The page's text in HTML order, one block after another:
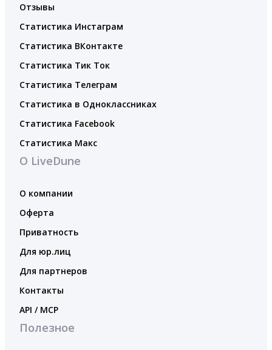
Отзывы
Статистика Инстаграм
Статистика ВКонтакте
Статистика Тик Ток
Статистика Телеграм
Статистика в Одноклассниках
Статистика Facebook
Статистика Макс
О LiveDune
О компании
Оферта
Приватность
Для юр.лиц
Для партнеров
Контакты
API / MCP
Полезное